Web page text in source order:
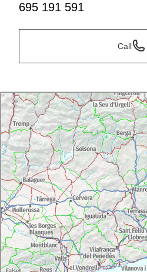
695 191 591
Call